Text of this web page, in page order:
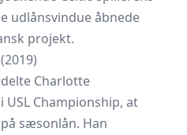
udlånsvindue åbnede
projekt.
Charlotte
Championship, at
sæsonlån. Han